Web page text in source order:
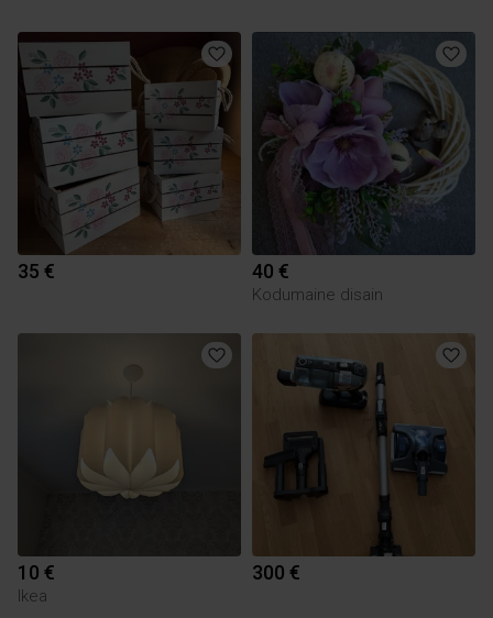
35 € 40 €
Kodumaine disain
10 €
Ikea
300 €